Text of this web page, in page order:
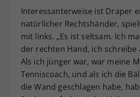
Interessanterweise ist Draper
natürlicher Rechtshänder,
mit links. „Es ist seltsam. Ich
der rechten Hand, ich schreibe
Als ich jünger war, war meine
Tenniscoach, und als ich die
die Wand geschlagen habe,